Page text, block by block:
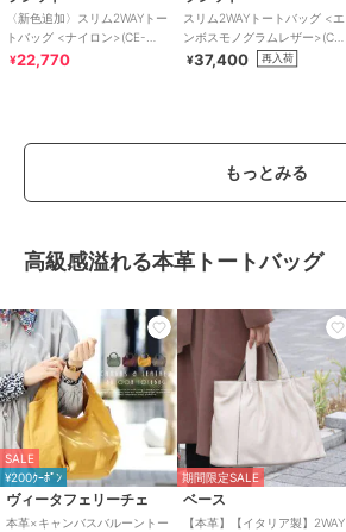
〈新色追加〉スリム2WAYトー
トバッグ <ナイロン>(CE-
1404-WEB)
¥22,770
スリム2WAYトートバッグ <エ
ンボスモノグラムレザー>(CE-
1611)
¥37,400 再入荷
もっとみる
高級感溢れる本革トートバッグ
SALE
¥200ｸｰﾎﾟﾝ
ヴィータフェリーチェ
本革×キャンバスバルーントー
期間限定SALE
ベース
【本革】【イタリア製】2WAY